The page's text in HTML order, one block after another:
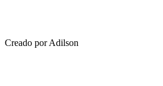
Creado por Adilson